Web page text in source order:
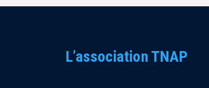
L’association TNAP